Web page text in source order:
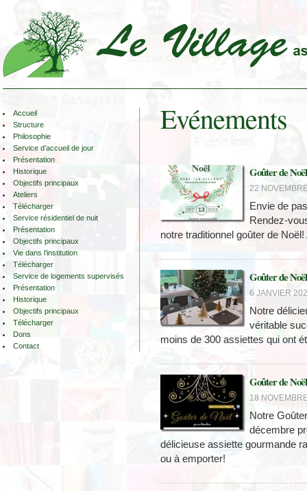
Evénements
Accueil
Structure
Philosophie
Service d’accueil de jour
Présentation
Historique
Objectifs principaux
Ateliers
Télécharger
Service résidentiel de nuit
Présentation
Objectifs principaux
Vie dans l’institution
Télécharger
Service de logements supervisés
Présentation
Historique
Objectifs principaux
Télécharger
Dons
Contact
Goûter de
22
Envie de
Rendez-
notre traditionnel goûter de
Goûter de
6 JANVIER
Notre
véritable
moins de 300 assiettes qui ont
Goûter de
18
Notre
décembre
délicieuse assiette gourmande
ou à emporter!